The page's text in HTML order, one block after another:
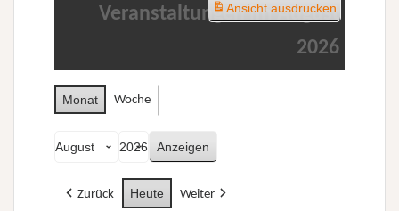
Veranstaltungen im August
2026
Monat Woche
Monat
Jahr
Zurück Heute Weiter
Ansichtausdrucken